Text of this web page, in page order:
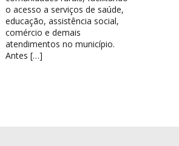
o acesso a serviços de saúde,
educação, assistência social,
comércio e demais
atendimentos no município.
Antes […]